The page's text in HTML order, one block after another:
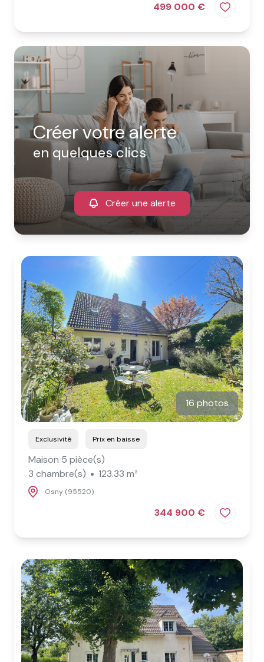
499 000 €
Créer votre alerte
en quelques clics
Créer une alerte
16 photos
Exclusivité Prix en baisse
Maison 5 pièce(s)
3 chambre(s)
123.33 m²
Osny (95520)
344 900 €